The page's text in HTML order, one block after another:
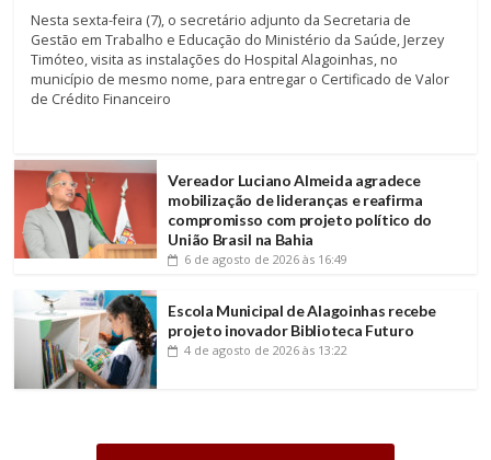
Nesta sexta-feira (7), o secretário adjunto da Secretaria de
Gestão em Trabalho e Educação do Ministério da Saúde, Jerzey
Timóteo, visita as instalações do Hospital Alagoinhas, no
município de mesmo nome, para entregar o Certificado de Valor
de Crédito Financeiro
Vereador Luciano Almeida agradece
mobilização de lideranças e reafirma
compromisso com projeto político do
União Brasil na Bahia
6 de agosto de 2026 às 16:49
Escola Municipal de Alagoinhas recebe
projeto inovador Biblioteca Futuro
4 de agosto de 2026 às 13:22